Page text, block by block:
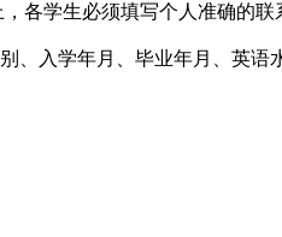
各学生必须填写个人准确的联
、入学年月、毕业年月、英语